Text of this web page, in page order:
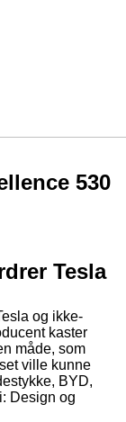
530
Tesla
og ikke-
kaster
måde, som
ville kunne
BYD,
Design og